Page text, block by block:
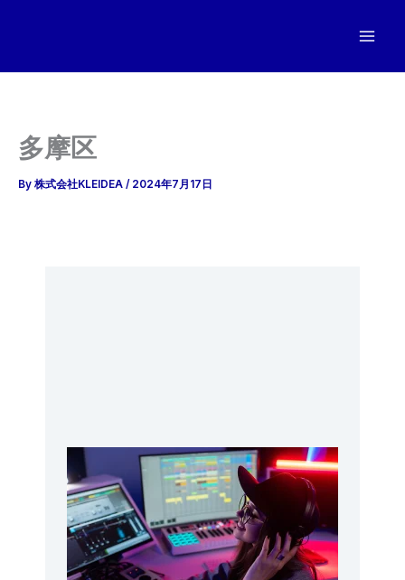
多摩区
By 株式会社KLEIDEA / 2024年7月17日